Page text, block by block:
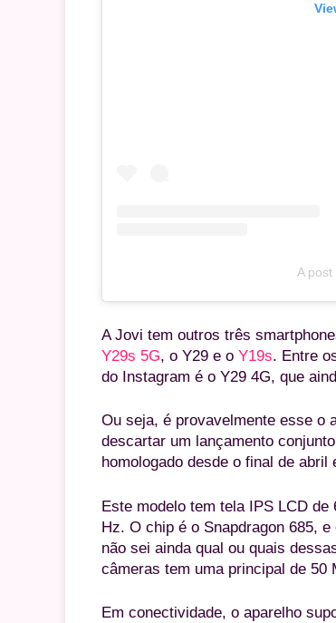
A
A Jovi tem outros três
Y29s 5G, o Y29 e o Y19s. Entre
do Instagram é o Y29 4G, que
Ou seja, é provavelmente esse o
descartar um lançamento
homologado desde o final de
Este modelo tem tela IPS LCD
Hz. O chip é o Snapdragon 685,
não sei ainda qual ou quais
câmeras tem uma principal de 50
Em conectividade, o aparelho